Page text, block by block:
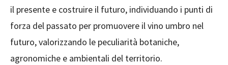
il presente e costruire il futuro, individuando i punti di
forza del passato per promuovere il vino umbro nel
futuro, valorizzando le peculiarità botaniche,
agronomiche e ambientali del territorio.